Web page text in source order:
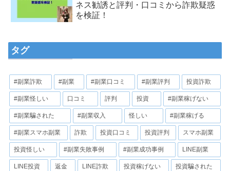
ネス勧誘と評判・口コミから詐欺疑惑
を検証！
タグ
#副業詐欺 #副業 #副業口コミ #副業評判 投資詐欺
#副業怪しい 口コミ 評判 投資 #副業稼げない
#副業騙された #副業収入 怪しい #副業稼げる
#副業スマホ副業 詐欺 投資口コミ 投資評判 スマホ副業
投資怪しい #副業失敗事例 #副業成功事例 LINE副業
LINE投資 返金 LINE詐欺 投資稼げない 投資騙された